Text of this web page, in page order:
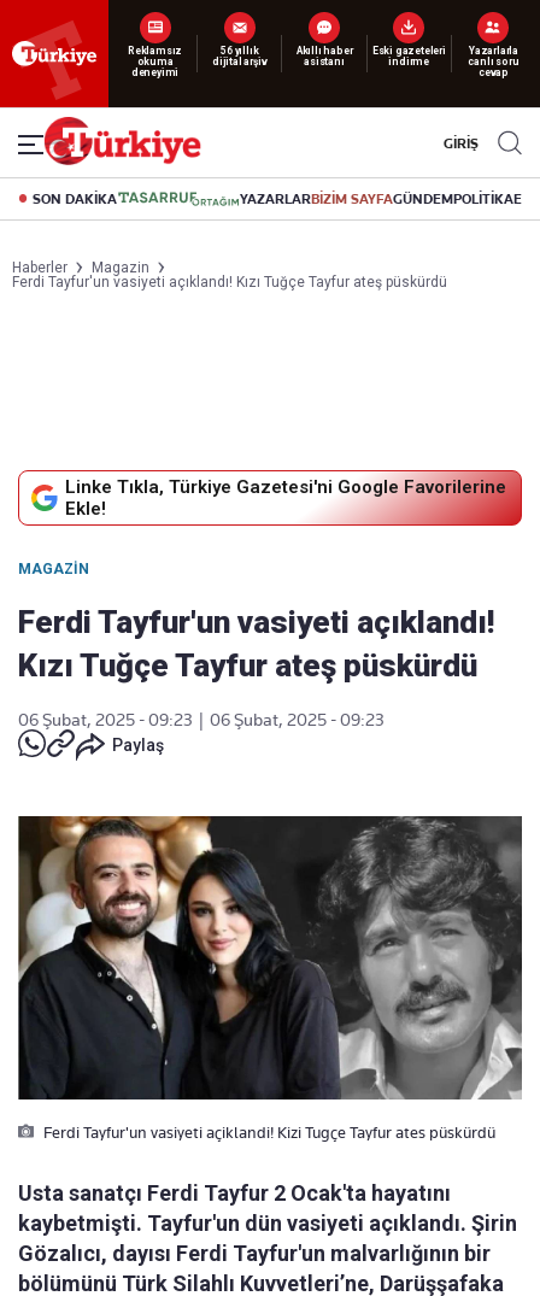
Reklamsız
okuma
deneyimi
56 yıllık
dijital arşiv
Akıllı haber
asistanı
Eski gazeteleri
indirme
Yazarlarla
canlı soru
cevap
GİRİŞ
SON DAKİKA YAZARLARBİZİM SAYFAGÜNDEMPOLİTİKA
Haberler
Magazin
Ferdi Tayfur'un vasiyeti açıklandı! Kızı Tuğçe Tayfur ateş püskürdü
Linke Tıkla, Türkiye Gazetesi'ni Google Favorilerine
Ekle!
MAGAZIN
Ferdi Tayfur'un vasiyeti açıklandı!
Kızı Tuğçe Tayfur ateş püskürdü
06 Şubat, 2025 - 09:23
06 Şubat, 2025 - 09:23
Paylaş
Ferdi Tayfur'un vasiyeti açiklandi! Kizi Tugçe Tayfur ates püskürdü
Usta sanatçı Ferdi Tayfur 2 Ocak'ta hayatını
kaybetmişti. Tayfur'un dün vasiyeti açıklandı. Şirin
Gözalıcı, dayısı Ferdi Tayfur'un malvarlığının bir
bölümünü Türk Silahlı Kuvvetleri’ne, Darüşşafaka